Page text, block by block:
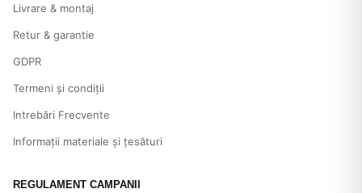
Livrare & montaj
Retur & garantie
GDPR
Termeni și condiții
Intrebări Frecvente
Informații materiale și țesături
REGULAMENT CAMPANII